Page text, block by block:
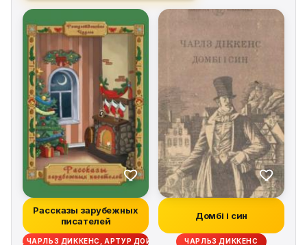
Рассказы зарубежных
писателей
ЧАРЛЬЗ ДИККЕНС, АРТУР ДОЙЛ, О. ГЕНРИ, СЕЛЬМА ЛАГЕРЛЕФ
Домбі і син
ЧАРЛЬЗ ДИККЕНС